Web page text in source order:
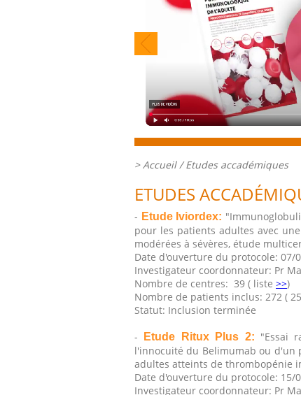
>Accueil/ Etudes accadémiques
ETUDES
- Etude Iviordex:
pour les patients adultes avec
modérées à sévères, étude
Date d'ouverture du protocole: 07/
Investigateur coordonnateur: Pr
Nombre de centres: 39 ( liste >>)
Nombre de patients inclus: 272 (
Statut: Inclusion terminée
-
Etude Ritux Plus 2: "Essai
l'innocuité du Belimumab ou d'un
adultes atteints de thrombopénie
Date d'ouverture du protocole: 15/
Investigateur coordonnateur: Pr